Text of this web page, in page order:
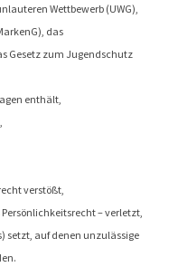
Wettbewerb (UWG),
das
Gesetz zum Jugendschutz
enthält,
verstößt,
– verletzt,
setzt, auf denen unzulässige